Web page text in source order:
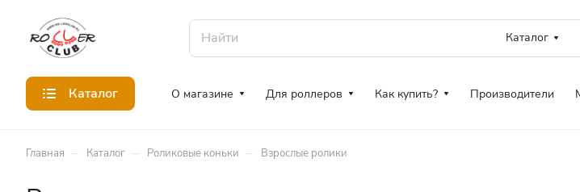
Каталог
Каталог О магазине Для роллеров Как купить? Производители
Главная – Каталог – Роликовые коньки – Взрослые ролики